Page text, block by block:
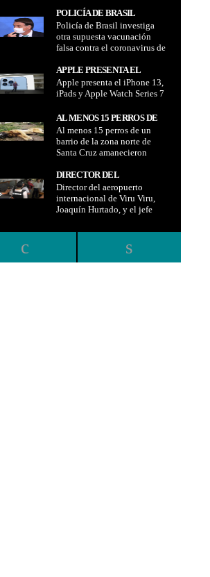
SOBRE LAS CIFRAS
"INFLADAS" DE LAS
RESERVAS DE GAS
DURANTE SU GESTIÓN
reservas de gas durante su
gestión
POLICÍA DE BRASIL
INVESTIGA OTRA
SUPUESTA VACUNACIÓN
FALSA CONTRA EL
PRESIDENTE BOLSONARO
EN SAO PAULO
Policía de Brasil investiga
otra supuesta vacunación
falsa contra el coronavirus de
Sao Paulo
APPLE PRESENTA EL
IPHONE 13, IPADS Y APPLE
WATCH SERIES 7
Apple presenta el iPhone 13,
iPads y Apple Watch Series 7
AL MENOS 15 PERROS DE
UN BARRIO DE LA ZONA
NORTE DE SANTA CRUZ
AMANECIERON MUERTOS,
CON LA RESPONSABLE
QUE YA FUE IDENTIFICADA
POR UNA VECINA
Al menos 15 perros de un
barrio de la zona norte de
Santa Cruz amanecieron
den con la responsable que ya
fue identificada por una
vecina
DIRECTOR DEL
AEROPUERTO
INTERNACIONAL DE VIRU
VIRU, JOAQUÍN HURTADO,
MÉNDEZ, FUERON
DESVINCULADOS POR EL
Director del aeropuerto
internacional de Viru Viru,
Joaquín Hurtado, y el jefe
Moreno Méndez, fueron
desvinculados por el vuelo de
droga que partió desde Santa
Cruz